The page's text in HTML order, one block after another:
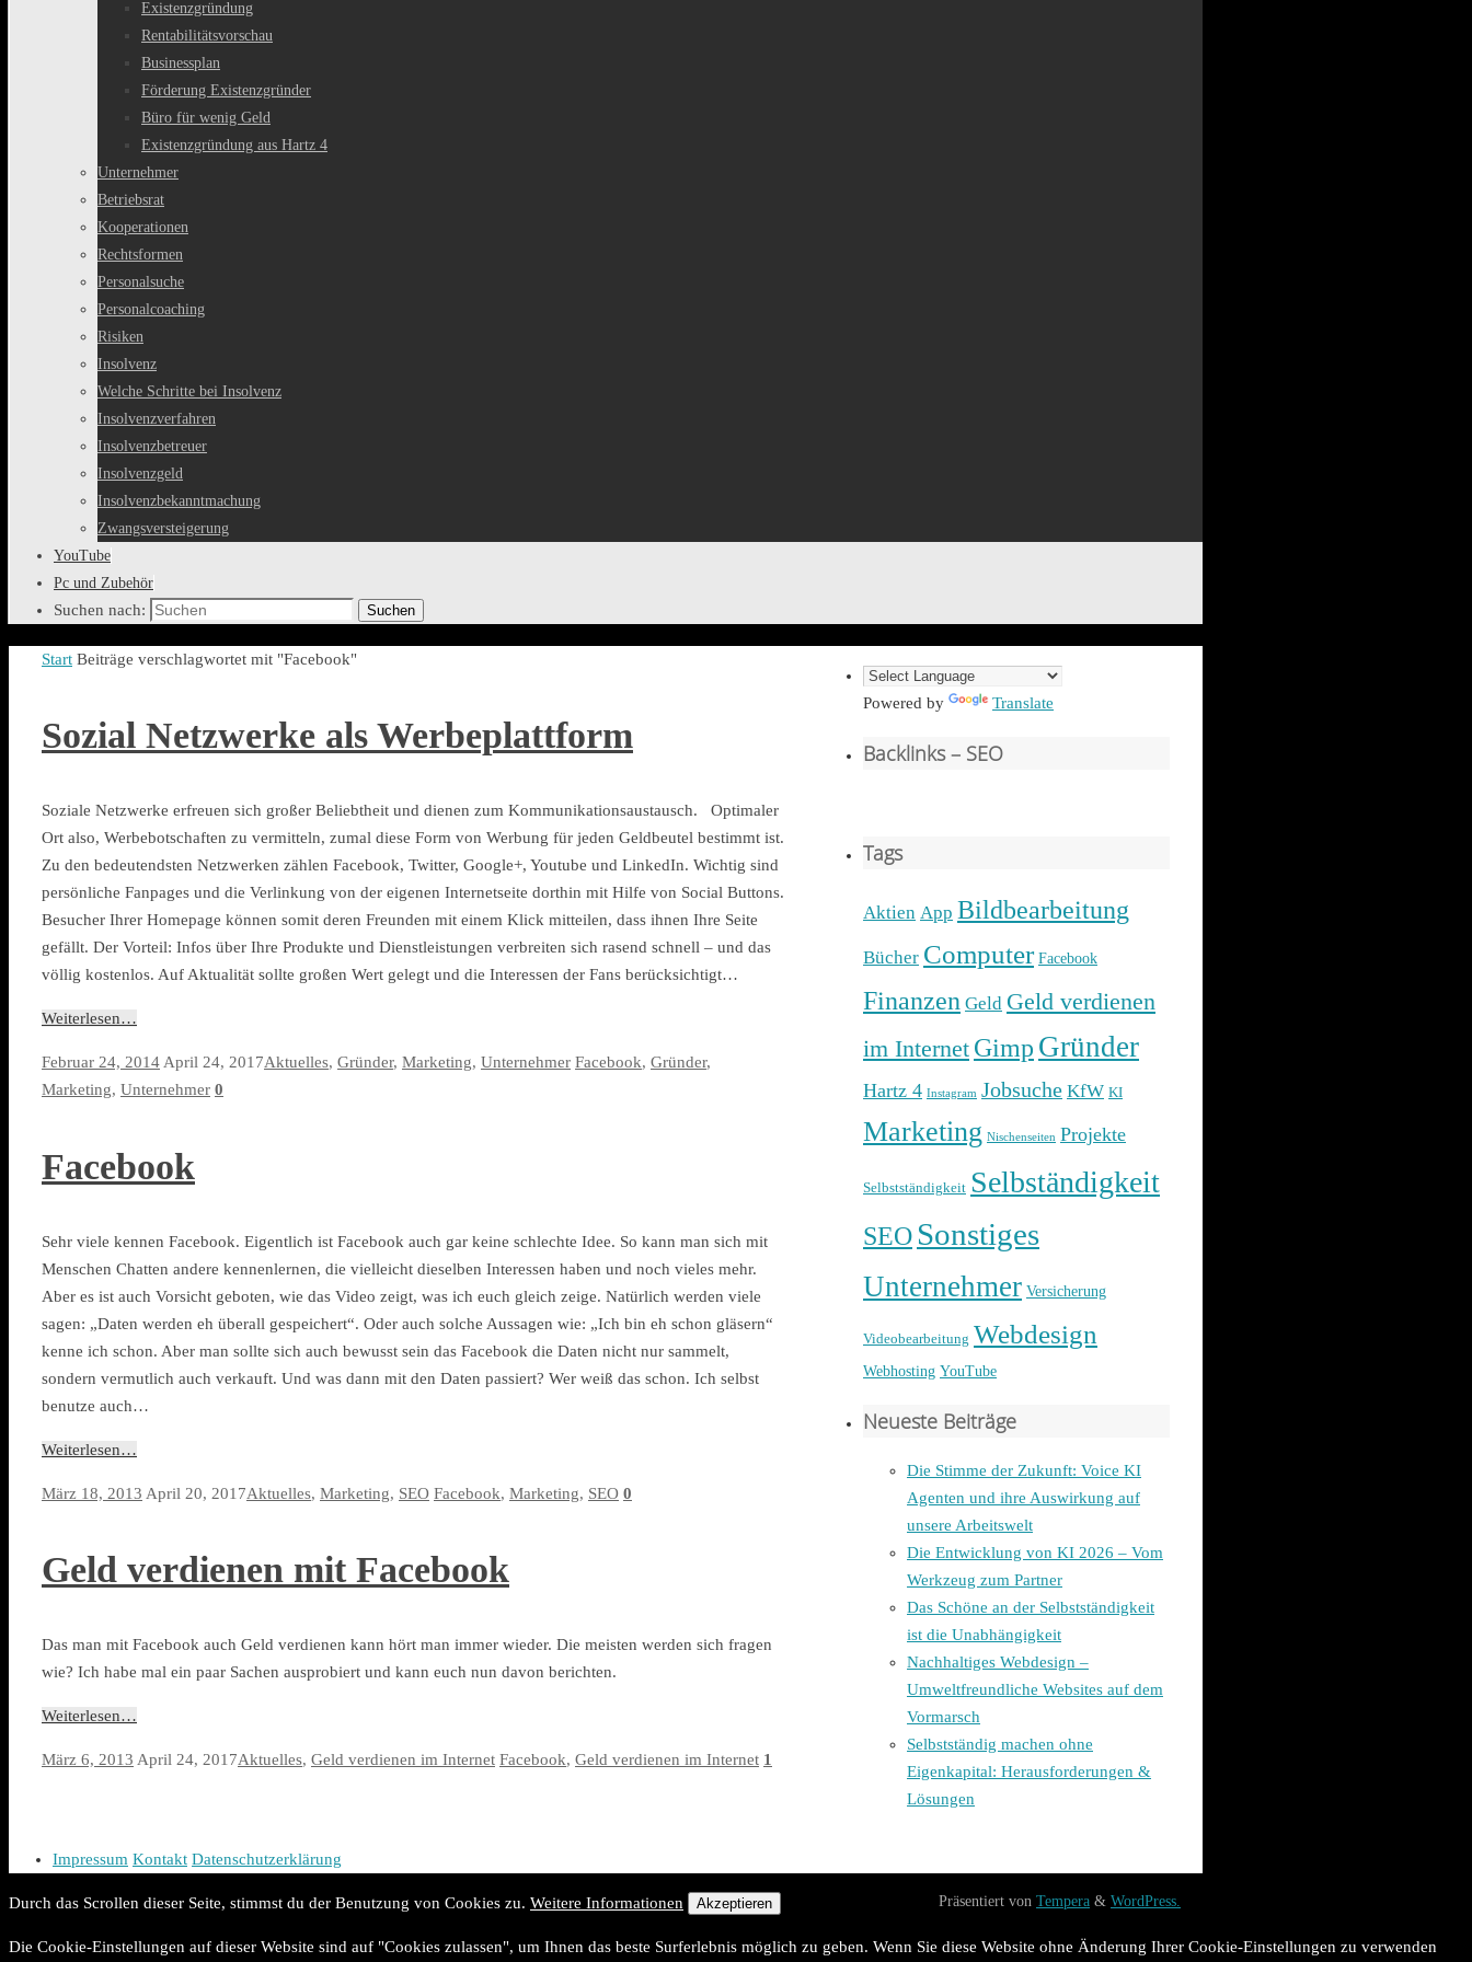
Existenzgründung
Rentabilitätsvorschau
Businessplan
Förderung Existenzgründer
Büro für wenig Geld
Existenzgründung aus Hartz 4
Unternehmer
Betriebsrat
Kooperationen
Rechtsformen
Personalsuche
Personalcoaching
Risiken
Insolvenz
Welche Schritte bei Insolvenz
Insolvenzverfahren
Insolvenzbetreuer
Insolvenzgeld
Insolvenzbekanntmachung
Zwangsversteigerung
YouTube
Pc und Zubehör
Suchen nach: Suchen
Start Beiträge verschlagwortet mit "Facebook"
Sozial Netzwerke als Werbeplattform
Soziale Netzwerke erfreuen sich großer Beliebtheit und dienen zum Kommunikationsaustausch. Optimaler
Ort also, Werbebotschaften zu vermitteln, zumal diese Form von Werbung für jeden Geldbeutel bestimmt ist.
Zu den bedeutendsten Netzwerken zählen Facebook, Twitter, Google+, Youtube und LinkedIn. Wichtig sind
persönliche Fanpages und die Verlinkung von der eigenen Internetseite dorthin mit Hilfe von Social Buttons.
Besucher Ihrer Homepage können somit deren Freunden mit einem Klick mitteilen, dass ihnen Ihre Seite
gefällt. Der Vorteil: Infos über Ihre Produkte und Dienstleistungen verbreiten sich rasend schnell – und das
völlig kostenlos. Auf Aktualität sollte großen Wert gelegt und die Interessen der Fans berücksichtigt…
Weiterlesen…
Februar 24, 2014April 24, 2017Aktuelles, Gründer, Marketing, Unternehmer Facebook, Gründer,
Marketing, Unternehmer 0
Facebook
Sehr viele kennen Facebook. Eigentlich ist Facebook auch gar keine schlechte Idee. So kann man sich mit
Menschen Chatten andere kennenlernen, die vielleicht dieselben Interessen haben und noch vieles mehr.
Aber es ist auch Vorsicht geboten, wie das Video zeigt, was ich euch gleich zeige. Natürlich werden viele
sagen: „Daten werden eh überall gespeichert“. Oder auch solche Aussagen wie: „Ich bin eh schon gläsern“
kenne ich schon. Aber man sollte sich auch bewusst sein das Facebook die Daten nicht nur sammelt,
sondern vermutlich auch verkauft. Und was dann mit den Daten passiert? Wer weiß das schon. Ich selbst
benutze auch…
Weiterlesen…
März 18, 2013 April 20, 2017Aktuelles, Marketing, SEO Facebook, Marketing, SEO 0
Geld verdienen mit Facebook
Das man mit Facebook auch Geld verdienen kann hört man immer wieder. Die meisten werden sich fragen
wie? Ich habe mal ein paar Sachen ausprobiert und kann euch nun davon berichten.
Weiterlesen…
März 6, 2013 April 24, 2017Aktuelles, Geld verdienen im Internet Facebook, Geld verdienen im Internet 1
Powered by Translate
Backlinks – SEO
Tags
Aktien App Bildbearbeitung
Bücher Computer Facebook
Finanzen Geld Geld verdienen
im Internet Gimp Gründer
Hartz 4 Instagram Jobsuche KfW KI
Marketing Nischenseiten Projekte
Selbstständigkeit Selbständigkeit
SEO Sonstiges
Unternehmer Versicherung
Videobearbeitung Webdesign
Webhosting YouTube
Neueste Beiträge
Die Stimme der Zukunft: Voice KI
Agenten und ihre Auswirkung auf
unsere Arbeitswelt
Die Entwicklung von KI 2026 – Vom
Werkzeug zum Partner
Das Schöne an der Selbstständigkeit
ist die Unabhängigkeit
Nachhaltiges Webdesign –
Umweltfreundliche Websites auf dem
Vormarsch
Selbstständig machen ohne
Eigenkapital: Herausforderungen &
Lösungen
Impressum Kontakt Datenschutzerklärung
Präsentiert von Tempera & WordPress.
Durch das Scrollen dieser Seite, stimmst du der Benutzung von Cookies zu. Weitere Informationen Akzeptieren
Die Cookie-Einstellungen auf dieser Website sind auf "Cookies zulassen", um Ihnen das beste Surferlebnis möglich zu geben. Wenn Sie diese Website ohne Änderung Ihrer Cookie-Einstellungen zu verwenden